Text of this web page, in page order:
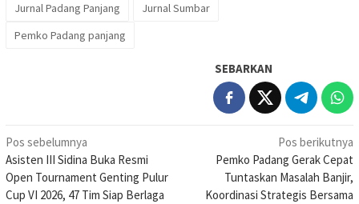
Jurnal Padang Panjang
Jurnal Sumbar
Pemko Padang panjang
SEBARKAN
Navigasi
pos
Pos sebelumnya
Asisten III Sidina Buka Resmi
Open Tournament Genting Pulur
Cup VI 2026, 47 Tim Siap Berlaga
Pos berikutnya
Pemko Padang Gerak Cepat
Tuntaskan Masalah Banjir,
Koordinasi Strategis Bersama